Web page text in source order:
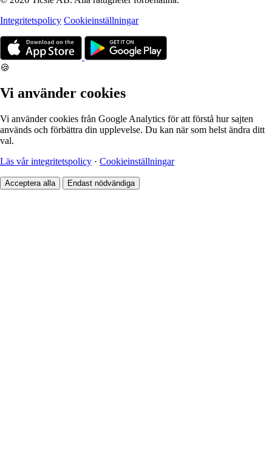
Integritetspolicy Cookieinställningar
🍪
Vi använder cookies
Vi använder cookies från Google Analytics för att förstå hur sajten
används och förbättra din upplevelse. Du kan när som helst ändra ditt
val.
Läs vår integritetspolicy · Cookieinställningar
Acceptera alla Endast nödvändiga